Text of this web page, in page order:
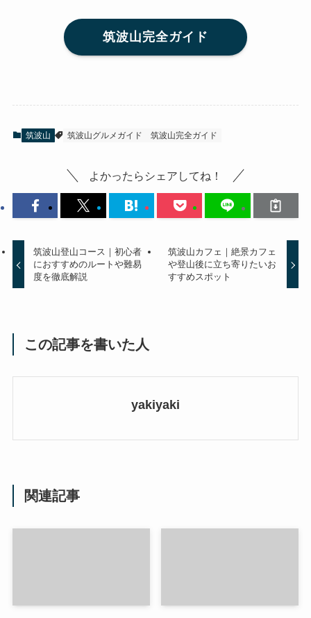
筑波山完全ガイド
筑波山 筑波山グルメガイド 筑波山完全ガイド
よかったらシェアしてね！
筑波山登山コース｜初心者
におすすめのルートや難易
度を徹底解説
筑波山カフェ｜絶景カフェ
や登山後に立ち寄りたいお
すすめスポット
この記事を書いた人
yakiyaki
関連記事